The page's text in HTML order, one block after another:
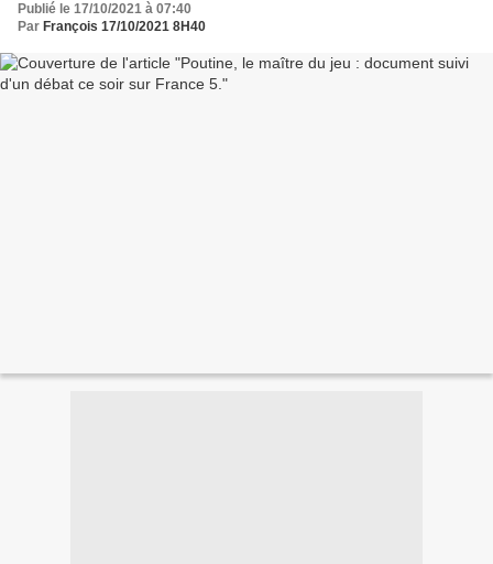
Publié le 17/10/2021 à 07:40
Par François 17/10/2021 8H40